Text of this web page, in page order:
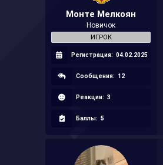
Монте Мелкоян
Новичок
ИГРОК
Регистрация: 04.02.2025
Сообщения: 12
Реакции: 3
Баллы: 5